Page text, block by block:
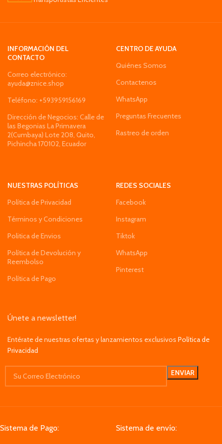
INFORMACIÓN DEL
CONTACTO
Correo electrónico:
ayuda@znice.shop
Teléfono: +593959156169
Dirección de Negocios: Calle de
las Begonias La Primavera
2(Cumbaya) Lote 208, Quito,
Pichincha 170102, Ecuador
CENTRO DE AYUDA
Quiénes Somos
Contactenos
WhatsApp
Preguntas Frecuentes
Rastreo de orden
NUESTRAS POLÍTICAS
Política de Privacidad
Términos y Condiciones
Politica de Envios
Política de Devolución y
Reembolso
Política de Pago
REDES SOCIALES
Facebook
Instagram
Tiktok
WhatsApp
Pinterest
Únete a newsletter!
Entérate de nuestras ofertas y lanzamientos exclusivos Política de
Privacidad
Sistema de Pago: Sistema de envío: